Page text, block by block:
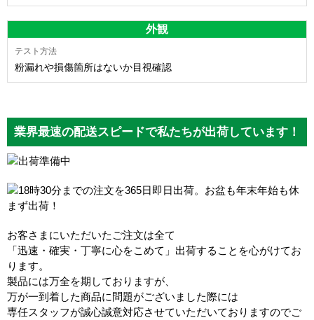
外観
粉漏れや損傷箇所はないか目視確認
業界最速の配送スピードで私たちが出荷しています！
お客さまにいただいたご注文は全て
「迅速・確実・丁寧に心をこめて」出荷することを心がけてお
ります。
製品には万全を期しておりますが、
万が一到着した商品に問題がございました際には
専任スタッフが誠心誠意対応させていただいておりますのでご